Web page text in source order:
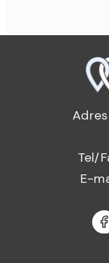
Tel/
E-